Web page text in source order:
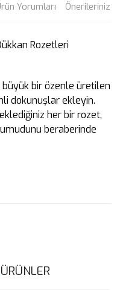
Yorumları Önerileriniz
Rozetleri
büyük bir özenle üretilen
dokunuşlar ekleyin.
her bir rozet,
beraberinde
ve diğer
öneri formunu kullanarak
ÜRÜNLER